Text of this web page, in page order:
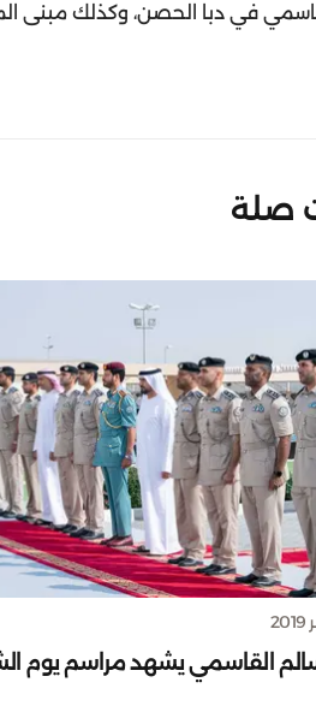
في دبا الحصن، وكذلك مبنى
صلة
القاسمي يشهد مراسم يوم